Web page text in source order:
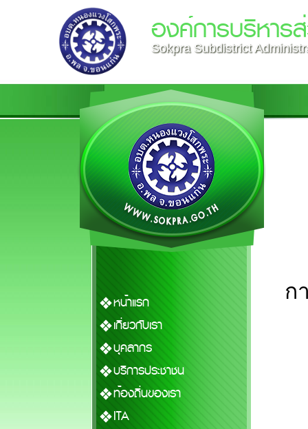
องค์การบริหาร
Sokpra Subdistrict
หน้าแรก
เกี่ยวกับเรา
บุคลากร
บริการประชาชน
ท้องถิ่นของเรา
ITA
ก